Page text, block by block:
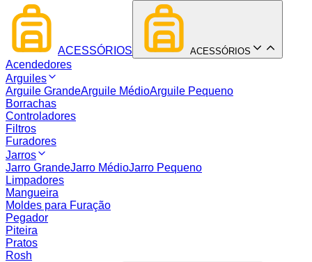
ACESSÓRIOS ACESSÓRIOS
Acendedores
Arguiles
Arguile GrandeArguile MédioArguile Pequeno
Borrachas
Controladores
Filtros
Furadores
Jarros
Jarro GrandeJarro MédioJarro Pequeno
Limpadores
Mangueira
Moldes para Furação
Pegador
Piteira
Pratos
Rosh